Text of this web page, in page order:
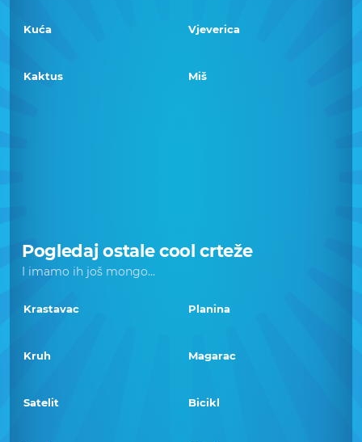
Kuća Vjeverica
Kaktus Miš
Pogledaj ostale cool crteže
I imamo ih još mongo...
Krastavac Planina
Kruh Magarac
Satelit Bicikl